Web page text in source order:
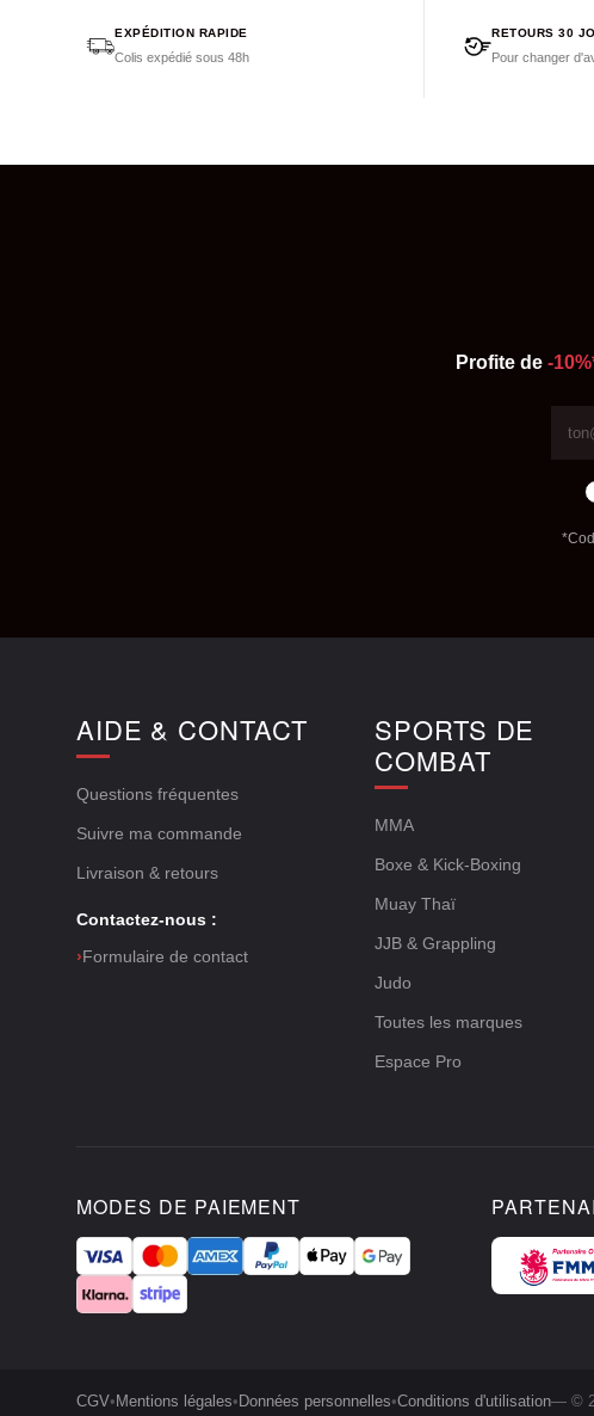
EXPÉDITION RAPIDE
Colis expédié sous 48h
RETOURS 30
Pour changer
Profite de -
AIDE & CONTACT
Questions fréquentes
Suivre ma commande
Livraison & retours
Contactez-nous :
›Formulaire de contact
SPORTS DE
COMBAT
MMA
Boxe & Kick-Boxing
Muay Thaï
JJB & Grappling
Judo
Toutes les marques
Espace Pro
MODES DE PAIEMENT
CGV• Mentions légales• Données personnelles•Conditions d'utilisation— ©